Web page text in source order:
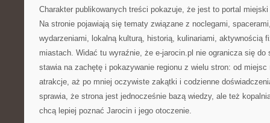
Charakter publikowanych treści pokazuje, że jest to portal
Na stronie pojawiają się tematy związane z noclegami,
wydarzeniami, lokalną kulturą, historią, kulinariami, aktywnością
miastach. Widać tu wyraźnie, że e-jarocin.pl nie ogranicza się
stawia na zachętę i pokazywanie regionu z wielu stron: od
atrakcje, aż po mniej oczywiste zakątki i codzienne
sprawia, że strona jest jednocześnie bazą wiedzy, ale też
chcą lepiej poznać Jarocin i jego otoczenie.